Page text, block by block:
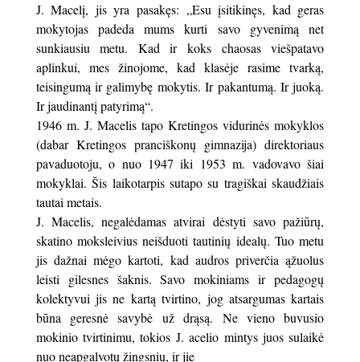
J. Macelį, jis yra pasakęs: „Esu įsitikinęs, kad geras
mokytojas padeda mums kurti savo gyvenimą net
sunkiausiu metu. Kad ir koks chaosas viešpatavo
aplinkui, mes žinojome, kad klasėje rasime tvarką,
teisingumą ir galimybę mokytis. Ir pakantumą. Ir juoką.
Ir jaudinantį patyrimą“.
1946 m. J. Macelis tapo Kretingos vidurinės mokyklos
(dabar Kretingos pranciškonų gimnazija) direktoriaus
pavaduotoju, o nuo 1947 iki 1953 m. vadovavo šiai
mokyklai. Šis laikotarpis sutapo su tragiškai skaudžiais
tautai metais.
J. Macelis, negalėdamas atvirai dėstyti savo pažiūrų,
skatino moksleivius neišduoti tautinių idealų. Tuo metu
jis dažnai mėgo kartoti, kad audros priverčia ąžuolus
leisti gilesnes šaknis. Savo mokiniams ir pedagogų
kolektyvui jis ne kartą tvirtino, jog atsargumas kartais
būna geresnė savybė už drąsą. Ne vieno buvusio
mokinio tvirtinimu, tokios J. acelio mintys juos sulaikė
nuo neapgalvotų žingsnių, ir jie